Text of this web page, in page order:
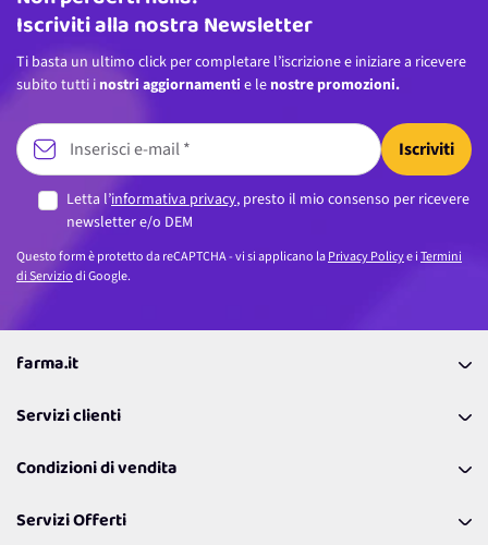
Iscriviti alla nostra Newsletter
Ti basta un ultimo click per completare l’iscrizione e iniziare a ricevere
subito tutti i nostri aggiornamenti e le nostre promozioni.
Iscriviti
Letta l’informativa privacy, presto il mio consenso per ricevere
newsletter e/o DEM
Questo form è protetto da reCAPTCHA - vi si applicano laPrivacy Policye iTermini
di Serviziodi Google.
farma.it
Coupon
Lavora con noi
Politiche per la parità di genere
Servizi clienti
Richiamami
Resi
Condizioni di vendita
Spedizioni
Servizi Offerti